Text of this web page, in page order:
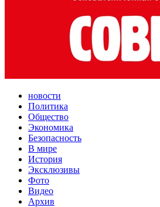
новости
Политика
Общество
Экономика
Безопасность
В мире
История
Эксклюзивы
Фото
Видео
Архив